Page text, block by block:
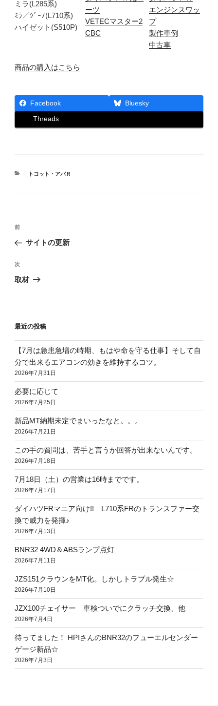
ミラ(L285系)
ﾐﾗ／ｼﾞｰﾉ(L710系)
ハイゼット(S510P)
ーツ
VETECマスター2
CBC
エンジンスワッ
プ
製作車例
中古車
商品の購入はこちら
Facebook Bluesky
Threads
カトコット・アバＲ
投
ナ
ビ
ゲ
ン
前
の
稿
前
サイトの更新
次
の
次
取材
最近の投稿
【7月は急患急増の時期、もはや命を守る仕事】そして自
分で出来るエアコンの効きを維持するコツ。
2026年7月31日
必要に応じて
2026年7月25日
新品MT納期未定でまいったなと。。。
2026年7月21日
この手の質問は、苦手と言うか回答が出来ないんです。
2026年7月18日
7月18日（土）の営業は16時までです。
2026年7月17日
ダイハツFRマニア向け!! L710系FRのトランスファー交
換で威力を発揮♪
2026年7月13日
BNR32 4WD＆ABSランプ点灯
2026年7月11日
JZS151クラウンをMT化。しかしトラブル発生☆
2026年7月10日
JZX100チェイサー 車検ついでにクラッチ交換、他
2026年7月4日
待ってました！ HPIさんのBNR32のフューエルセンダー
ゲージ新品☆
2026年7月3日